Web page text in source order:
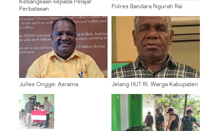
Perbatasan
Polres Bandara Ngurah Rai
Pelepasan Mantan Kapolres
Julles Ongge: Asrama
Pembinaan, Bukan Ruang
Provokasi
Jelang HUT RI, Warga Kabupaten
Provokasi